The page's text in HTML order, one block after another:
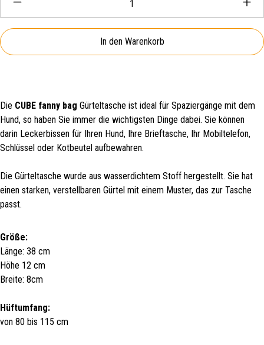
In den Warenkorb
Die CUBE fanny bag Gürteltasche ist ideal für Spaziergänge mit dem
Hund, so haben Sie immer die wichtigsten Dinge dabei. Sie können
darin Leckerbissen für Ihren Hund, Ihre Brieftasche, Ihr Mobiltelefon,
Schlüssel oder Kotbeutel aufbewahren.
Die Gürteltasche wurde aus wasserdichtem Stoff hergestellt. Sie hat
einen starken, verstellbaren Gürtel mit einem Muster, das zur Tasche
passt.
Größe:
Länge: 38 cm
Höhe 12 cm
Breite: 8cm
Hüftumfang:
von 80 bis 115 cm